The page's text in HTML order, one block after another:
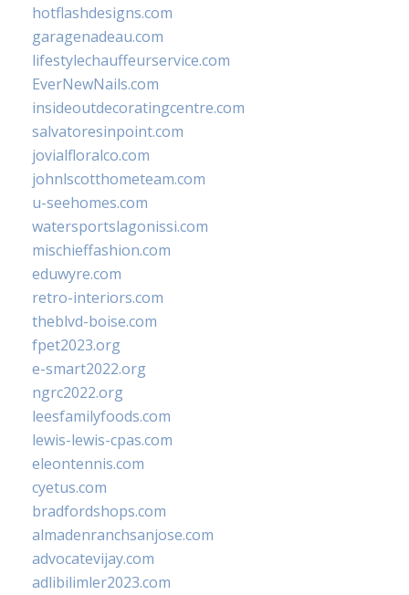
hotflashdesigns.com
garagenadeau.com
lifestylechauffeurservice.com
EverNewNails.com
insideoutdecoratingcentre.com
salvatoresinpoint.com
jovialfloralco.com
johnlscotthometeam.com
u-seehomes.com
watersportslagonissi.com
mischieffashion.com
eduwyre.com
retro-interiors.com
theblvd-boise.com
fpet2023.org
e-smart2022.org
ngrc2022.org
leesfamilyfoods.com
lewis-lewis-cpas.com
eleontennis.com
cyetus.com
bradfordshops.com
almadenranchsanjose.com
advocatevijay.com
adlibilimler2023.com